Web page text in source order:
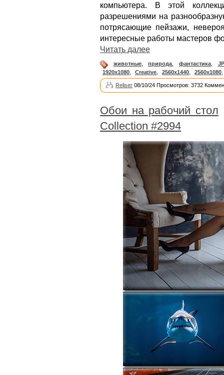
компьютера. В этой
разрешениями на
потрясающие пейзажи,
интересные работы мастеров
Читать далее
животные, природа, фантастика,
1920x1080
Creative 2560x1440 2560x1080
Reliser 08/10/24 Просмотров: 3732
Обои на рабочий стол
Collection #2994